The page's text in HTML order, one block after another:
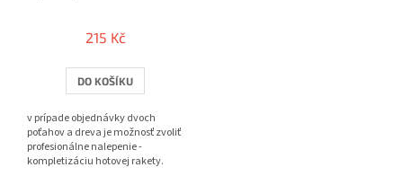
215 Kč
DO KOŠÍKU
v prípade objednávky dvoch
poťahov a dreva je možnosť zvoliť
profesionálne nalepenie -
kompletizáciu hotovej rakety.